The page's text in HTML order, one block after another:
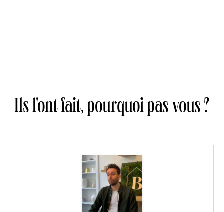
Ils l'ont fait, pourquoi pas vous ?